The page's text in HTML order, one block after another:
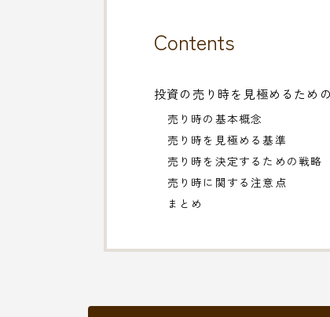
Contents
投資の売り時を見極めるため
売り時の基本概念
売り時を見極める基準
売り時を決定するための戦略
売り時に関する注意点
まとめ